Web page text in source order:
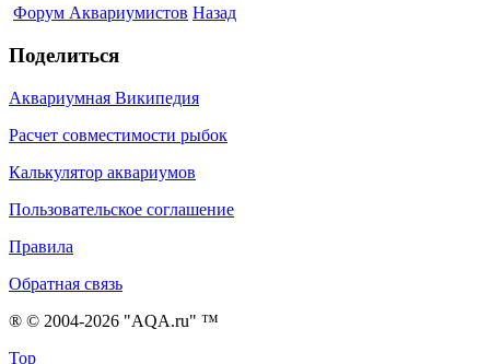
Форум Аквариумистов Назад
Поделиться
Аквариумная Википедия
Расчет совместимости рыбок
Калькулятор аквариумов
Пользовательское соглашение
Правила
Обратная связь
® © 2004-2026 "AQA.ru" ™
Top